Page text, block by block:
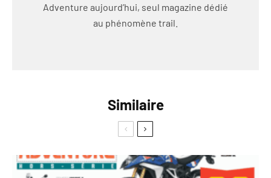
Adventure aujourd’hui, seul magazine dédié
au phénomène trail.
Similaire